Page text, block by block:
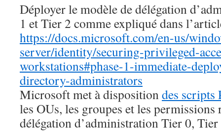
Déployer le modèle de délégation
1 et Tier 2 comme expliqué dans
https://docs.microsoft.com/en-us/
server/identity/securing-privileged-
workstations#phase-1-immediate-
directory-administrators
Microsoft met à dispositiondes scripts
les OUs, les groupes et les
délégation d’administration Tier 0,